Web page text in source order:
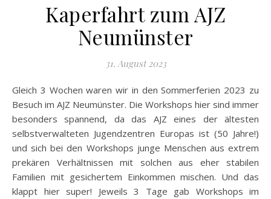
Kaperfahrt zum AJZ
Neumünster
31. August 2023
Gleich 3 Wochen waren wir in den Sommerferien 2023 zu
Besuch im AJZ Neumünster. Die Workshops hier sind immer
besonders spannend, da das AJZ eines der ältesten
selbstverwalteten Jugendzentren Europas ist (50 Jahre!)
und sich bei den Workshops junge Menschen aus extrem
prekären Verhältnissen mit solchen aus eher stabilen
Familien mit gesichertem Einkommen mischen. Und das
klappt hier super! Jeweils 3 Tage gab Workshops im